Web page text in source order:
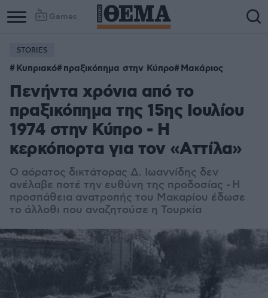
Games
STORIES
Κυπριακό πραξικόπημα στην Κύπρο Μακάριος
Πενήντα χρόνια από το
πραξικόπημα της 15ης Ιουλίου
1974 στην Κύπρο - Η
κερκόπορτα για τον «Αττίλα»
Ο αόρατος δικτάτορας Δ. Ιωαννίδης δεν
ανέλαβε ποτέ την ευθύνη της προδοσίας - Η
προσπάθεια ανατροπής του Μακαρίου έδωσε
το άλλοθι που αναζητούσε η Τουρκία